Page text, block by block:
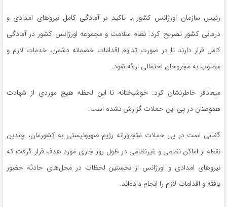
رئیس سازمان اورژانس کشور با تاکید بر آمادگی کامل نیروهای امدادی و
درمانی کشور تصریح کرد: نظام سلامت و مجموعه اورژانس کشور در آمادگی
کامل قرار دارند تا در صورت تداوم اقدامات خصمانه دشمن، خدمات لازم و
مطلوب به مجروحان احتمالی ارائه شود.
میعادفر خاطرنشان کرد: خوشبختانه تا این لحظه هیچ موردی از شهادت
هموطنان در پی این حملات گزارش نشده است.
گفتنی است در پی حملات متجاوزانه رژیم صهیونیستی به کشورمان، چندین
نقطه از اماکن نظامی و غیرنظامی در طول روز جاری مورد هدف قرار گرفت که
نیروهای امدادی و اورژانس از نخستین لحظات در محل‌های حادثه حضور
یافته و اقدامات لازم را انجام داده‌اند.